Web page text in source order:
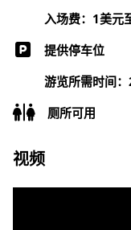
入场费：1美元
提供停车位
游览所需时间
厕所可用
视频